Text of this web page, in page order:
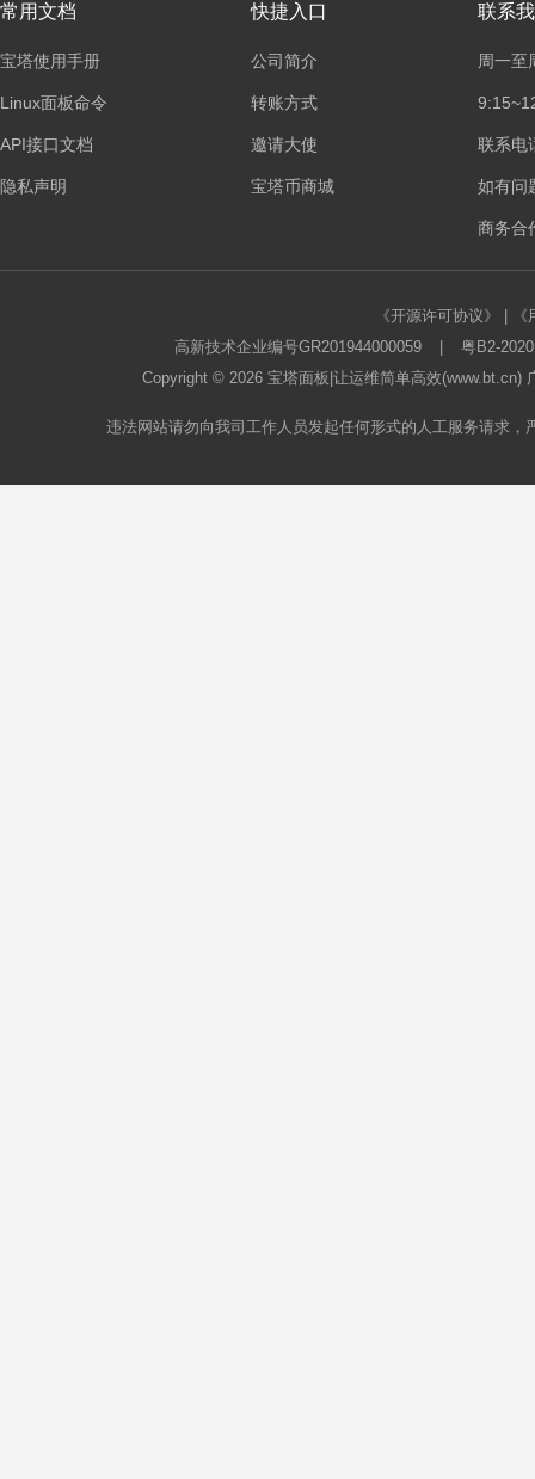
常用文档
宝塔使用手册
Linux面板命令
API接口文档
隐私声明
快捷入口
公司简介
转账方式
邀请大使
宝塔币商城
联系
周一至
联系电
如有问
商务合
《开源许可协议》
高新技术企业编号GR201944000059
粤B2-
Copyright © 2026 宝塔面板 |让运维简单高效
违法网站请勿向我司工作人员发起任何形式的人工服务请求，